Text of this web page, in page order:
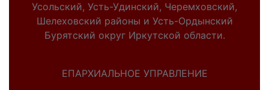
Усольский, Усть-Удинский, Черемховский,
Шелеховский районы и Усть-Ордынский
Бурятский округ Иркутской области.
ЕПАРХИАЛЬНОЕ УПРАВЛЕНИЕ